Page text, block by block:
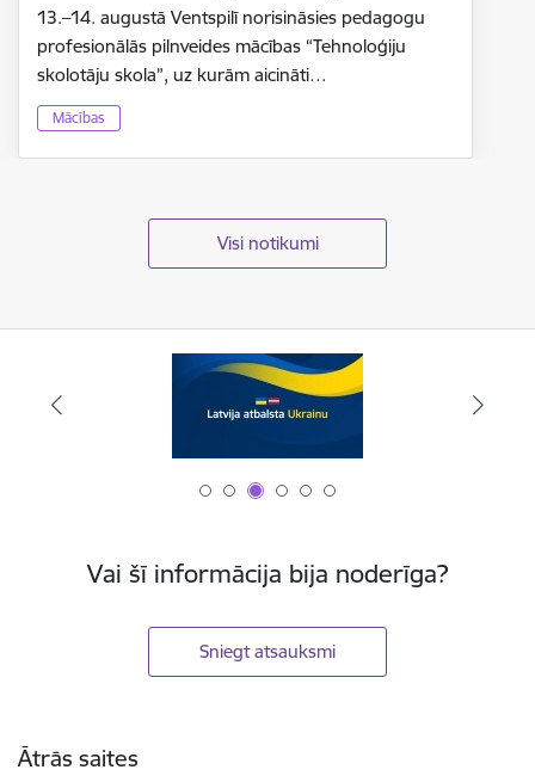
13.–14. augustā Ventspilī norisināsies pedagogu
profesionālās pilnveides mācības “Tehnoloģiju
skolotāju skola”, uz kurām aicināti…
Mācības
Visi notikumi
Vai šī informācija bija noderīga?
Sniegt atsauksmi
Ātrās saites